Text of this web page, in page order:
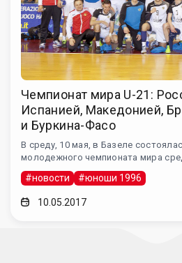
Чемпионат мира U-21:
Испанией, Македонией,
и Буркина-Фасо
В среду, 10 мая, в Базеле
молодежного чемпионата мира
#новости #юноши 1996
10.05.2017